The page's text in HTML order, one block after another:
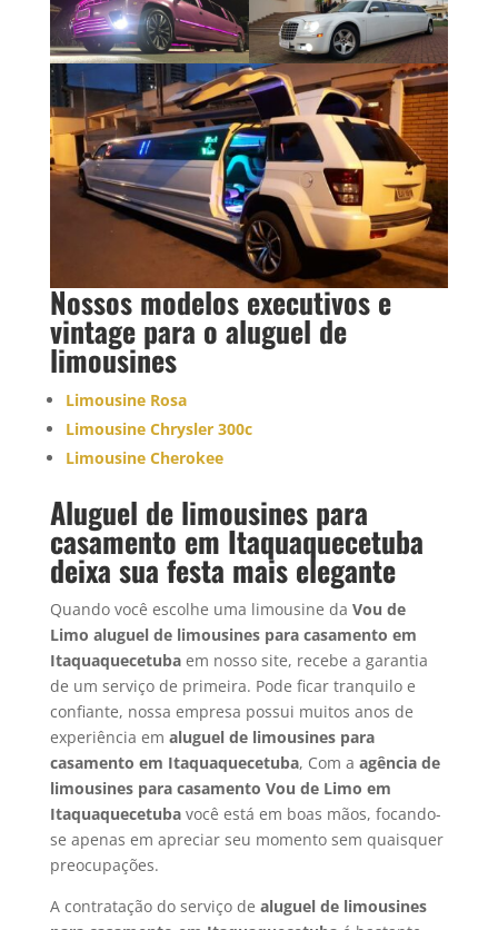
Nossos modelos executivos e
vintage para oaluguel de
limousines
Limousine Rosa
Limousine Chrysler 300c
Limousine Cherokee
Aluguel de limousines para
casamento em Itaquaquecetuba
deixa sua festa mais elegante
Quando você escolhe uma limousine da Vou de
Limo aluguel de limousines para casamento em
Itaquaquecetubaem nosso site, recebe a garantia
de um serviço de primeira. Pode ficar tranquilo e
confiante, nossa empresa possui muitos anos de
experiência em aluguel de limousines para
casamento em Itaquaquecetuba, Com a agência de
limousines para casamento Vou de Limo em
Itaquaquecetubavocê está em boas mãos, focando-
se apenas em apreciar seu momento sem quaisquer
preocupações.
A contratação do serviço de aluguel de limousines